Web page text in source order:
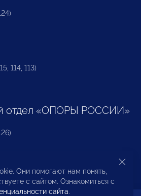
114, 113)
отдел «ОПОРЫ РОССИИ»
предпринимателей и
Они помогают нам понять,
с сайтом. Ознакомиться с
сайта.